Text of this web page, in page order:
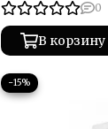
0
В корзину
−15%